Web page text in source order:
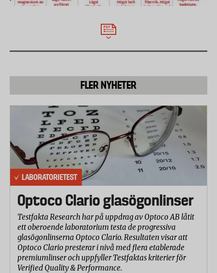
FLER NYHETER
LABORATORIETEST
Optoco Clario glasögonlinser
Testfakta Research har på uppdrag av Optoco AB låtit
ett oberoende laboratorium testa de progressiva
glasögonlinserna Optoco Clario. Resultaten visar att
Optoco Clario presterar i nivå med flera etablerade
premiumlinser och uppfyller Testfaktas kriterier för
Verified Quality & Performance.